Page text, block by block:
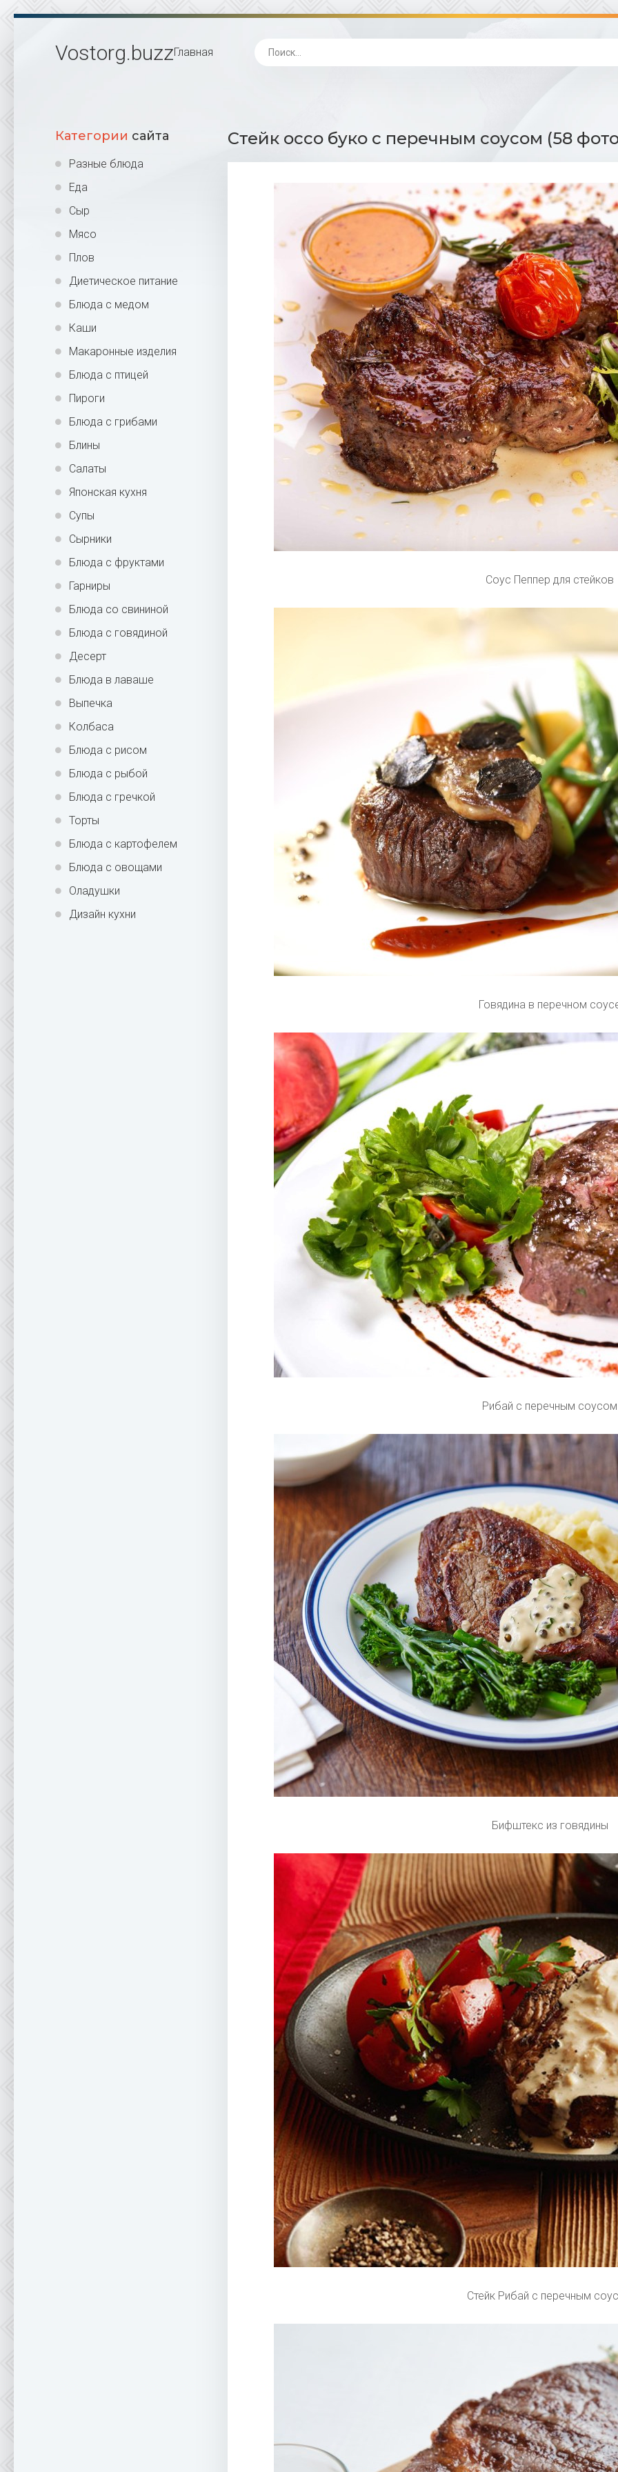
Vostorg.buzzГлавная
Категории сайта
Разные блюда
Еда
Сыр
Мясо
Плов
Диетическое питание
Блюда с медом
Каши
Макаронные изделия
Блюда с птицей
Пироги
Блюда с грибами
Блины
Салаты
Японская кухня
Супы
Сырники
Блюда с фруктами
Гарниры
Блюда со свининой
Блюда с говядиной
Десерт
Блюда в лаваше
Выпечка
Колбаса
Блюда с рисом
Блюда с рыбой
Блюда с гречкой
Торты
Блюда с картофелем
Блюда с овощами
Оладушки
Дизайн кухни
Стейк оссо буко с перечным соусом (58
Соус Пеппер для стейков
Говядина в перечном
Рибай с перечным соусом
Бифштекс из говядины
Стейк Рибай с перечным